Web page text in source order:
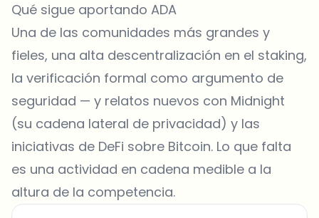
Qué sigue aportando ADA
Una de las comunidades más grandes y
fieles, una alta descentralización en el staking,
la verificación formal como argumento de
seguridad — y relatos nuevos con Midnight
(su cadena lateral de privacidad) y las
iniciativas de DeFi sobre Bitcoin. Lo que falta
es una actividad en cadena medible a la
altura de la competencia.